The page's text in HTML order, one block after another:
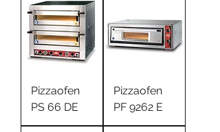
Pizzaofen
PS 66 DE
Pizzaofen
PF 9262 E